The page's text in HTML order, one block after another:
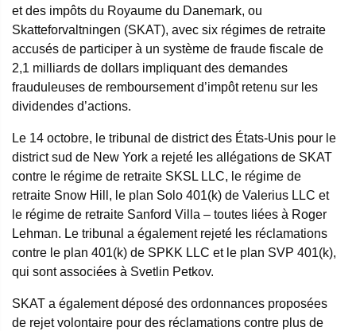
et des impôts du Royaume du Danemark, ou
Skatteforvaltningen (SKAT), avec six régimes de retraite
accusés de participer à un système de fraude fiscale de
2,1 milliards de dollars impliquant des demandes
frauduleuses de remboursement d’impôt retenu sur les
dividendes d’actions.
Le 14 octobre, le tribunal de district des États-Unis pour le
district sud de New York a rejeté les allégations de SKAT
contre le régime de retraite SKSL LLC, le régime de
retraite Snow Hill, le plan Solo 401(k) de Valerius LLC et
le régime de retraite Sanford Villa – toutes liées à Roger
Lehman. Le tribunal a également rejeté les réclamations
contre le plan 401(k) de SPKK LLC et le plan SVP 401(k),
qui sont associées à Svetlin Petkov.
SKAT a également déposé des ordonnances proposées
de rejet volontaire pour des réclamations contre plus de